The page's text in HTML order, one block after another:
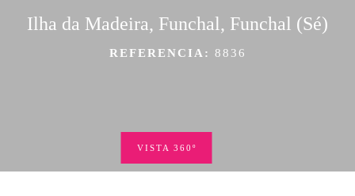
Ilha da Madeira, Funchal, Funchal (Sé)
REFERENCIA: 8836
VISTA 360º